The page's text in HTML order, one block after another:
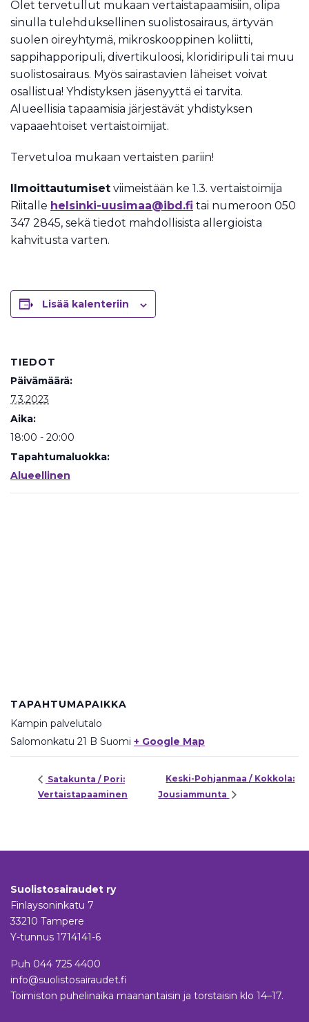
Olet tervetullut mukaan vertaistapaamisiin, olipa
sinulla tulehduksellinen suolistosairaus, ärtyvän
suolen oireyhtymä, mikroskooppinen koliitti,
sappihapporipuli, divertikuloosi, kloridiripuli tai muu
suolistosairaus. Myös sairastavien läheiset voivat
osallistua! Yhdistyksen jäsenyyttä ei tarvita.
Alueellisia tapaamisia järjestävät yhdistyksen
vapaaehtoiset vertaistoimijat.
Tervetuloa mukaan vertaisten pariin!
Ilmoittautumiset viimeistään ke 1.3. vertaistoimija
Riitalle helsinki-uusimaa@ibd.fi tai numeroon 050
347 2845, sekä tiedot mahdollisista allergioista
kahvitusta varten.
Lisää kalenteriin
TIEDOT
Päivämäärä:
7.3.2023
Aika:
18:00 - 20:00
Tapahtumaluokka:
Alueellinen
TAPAHTUMAPAIKKA
Kampin palvelutalo
Salomonkatu 21 B Suomi + Google Map
Satakunta / Pori:
Vertaistapaaminen
Keski-Pohjanmaa / Kokkola:
Jousiammunta
Suolistosairaudet ry
Finlaysoninkatu 7
33210 Tampere
Y-tunnus 1714141-6
Puh 044 725 4400
info@suolistosairaudet.fi
Toimiston puhelinaika maanantaisin ja torstaisin klo 14–17.